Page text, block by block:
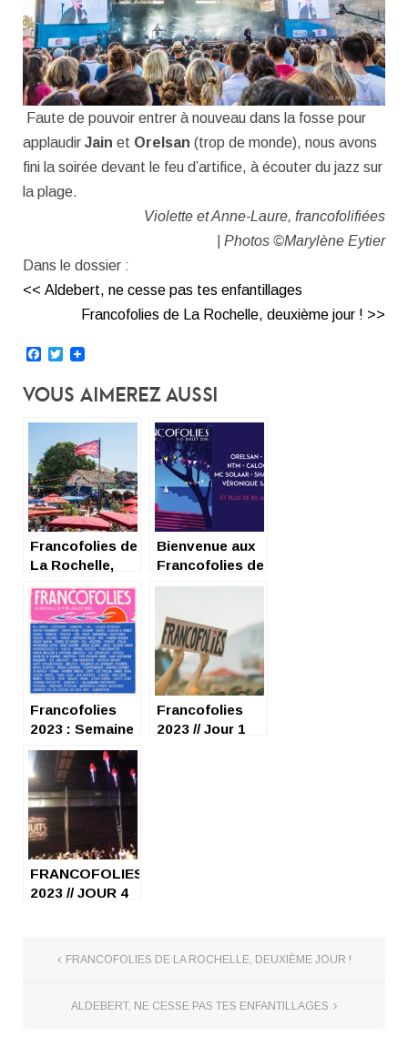
Faute de pouvoir entrer à nouveau dans la fosse pour
applaudir Jain et Orelsan (trop de monde), nous avons
fini la soirée devant le feu d’artifice, à écouter du jazz sur
la plage.
Violette et Anne-Laure, francofolifiées
| Photos ©Marylène Eytier
Dans le dossier :
<< Aldebert, ne cesse pas tes enfantillages
Francofolies de La Rochelle, deuxième jour ! >>
Facebook
Twitter
Vous Aimerez Aussi
Francofolies de
La Rochelle,
deuxième jour !
Bienvenue aux
Francofolies de
La Rochelle !
Francofolies
2023 : Semaine
de folies à La
Rochelle !
Francofolies
2023 // Jour 1
FRANCOFOLIES
2023 // JOUR 4
FRANCOFOLIES DE LA ROCHELLE, DEUXIÈME JOUR !
ALDEBERT, NE CESSE PAS TES ENFANTILLAGES